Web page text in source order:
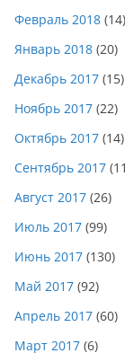
Февраль 2018 (14)
Январь 2018 (20)
Декабрь 2017 (15)
Ноябрь 2017 (22)
Октябрь 2017 (14)
Сентябрь 2017
Август 2017 (26)
Июль 2017 (99)
Июнь 2017 (130)
Май 2017 (92)
Апрель 2017 (60)
Март 2017 (6)